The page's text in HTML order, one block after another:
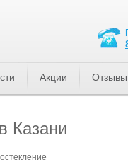
Казани
Акции Отзывы